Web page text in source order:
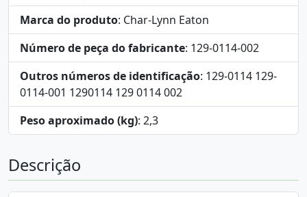
Marca do produto: Char-Lynn Eaton
Número de peça do fabricante: 129-0114-002
Outros números de identificação: 129-0114 129-
0114-001 1290114 129 0114 002
Peso aproximado (kg): 2,3
Descrição